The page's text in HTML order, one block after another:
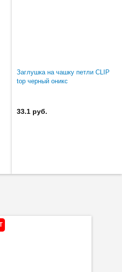
Заглушка на чашку петли CLIP
top черный оникс
33.1 руб.